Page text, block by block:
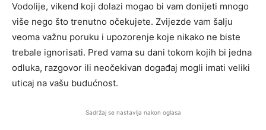
Vodolije, vikend koji dolazi mogao bi vam donijeti mnogo
više nego što trenutno očekujete. Zvijezde vam šalju
veoma važnu poruku i upozorenje koje nikako ne biste
trebale ignorisati. Pred vama su dani tokom kojih bi jedna
odluka, razgovor ili neočekivan događaj mogli imati veliki
uticaj na vašu budućnost.
Sadržaj se nastavlja nakon oglasa